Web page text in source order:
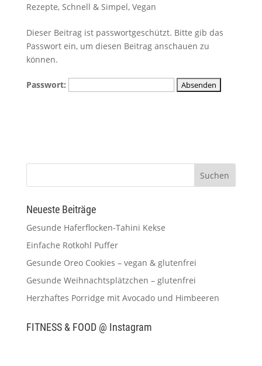
Rezepte, Schnell & Simpel, Vegan
Dieser Beitrag ist passwortgeschützt. Bitte gib das
Passwort ein, um diesen Beitrag anschauen zu
können.
Passwort:
Neueste Beiträge
Gesunde Haferflocken-Tahini Kekse
Einfache Rotkohl Puffer
Gesunde Oreo Cookies – vegan & glutenfrei
Gesunde Weihnachtsplätzchen – glutenfrei
Herzhaftes Porridge mit Avocado und Himbeeren
FITNESS & FOOD @ Instagram